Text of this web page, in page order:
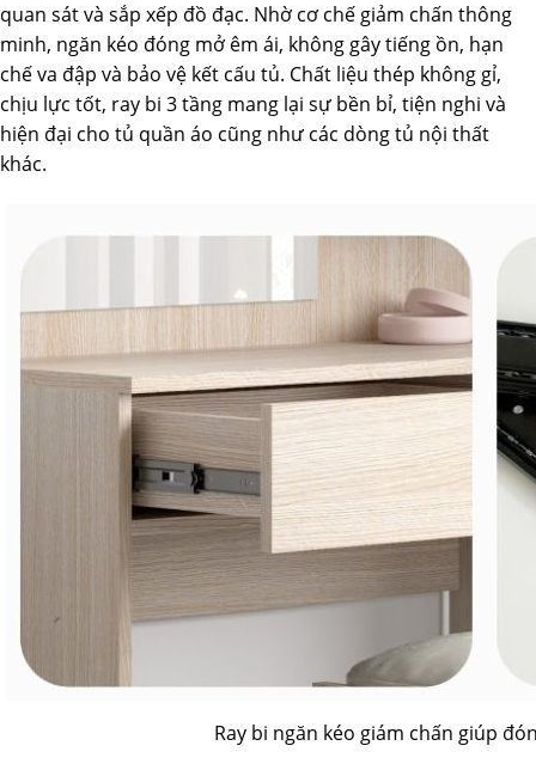
quan sát và sắp xếp đồ đạc. Nhờ cơ chế giảm chấn thông
minh, ngăn kéo đóng mở êm ái, không gây tiếng ồn, hạn
chế va đập và bảo vệ kết cấu tủ. Chất liệu thép không gỉ,
chịu lực tốt, ray bi 3 tầng mang lại sự bền bỉ, tiện nghi và
hiện đại cho tủ quần áo cũng như các dòng tủ nội thất
khác.
Ray bi ngăn kéo giám chấn giúp